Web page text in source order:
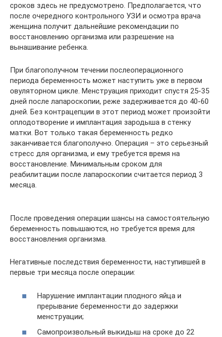
сроков здесь не предусмотрено. Предполагается, что
после очередного контрольного УЗИ и осмотра врача
женщина получит дальнейшие рекомендации по
восстановлению организма или разрешение на
вынашивание ребенка.
При благополучном течении послеоперационного
периода беременность может наступить уже в первом
овуляторном цикле. Менструация приходит спустя 25-35
дней после лапароскопии, реже задерживается до 40-60
дней. Без контрацепции в этот период может произойти
оплодотворение и имплантация зародыша в стенку
матки. Вот только такая беременность редко
заканчивается благополучно. Операция – это серьезный
стресс для организма, и ему требуется время на
восстановление. Минимальным сроком для
реабилитации после лапароскопии считается период 3
месяца.
После проведения операции шансы на самостоятельную
беременность повышаются, но требуется время для
восстановления организма.
Негативные последствия беременности, наступившей в
первые три месяца после операции:
Нарушение имплантации плодного яйца и
прерывание беременности до задержки
менструации;
Самопроизвольный выкидыш на сроке до 22